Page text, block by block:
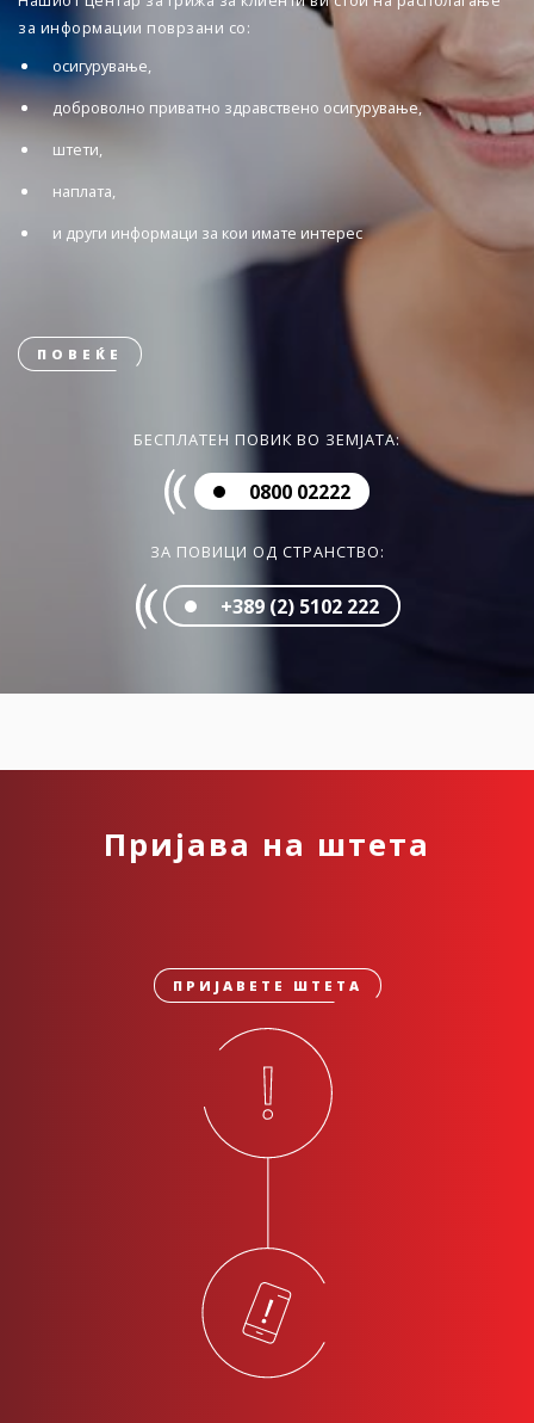
за информации поврзани со:
осигурување,
доброволно приватно здравствено осигурување,
штети,
наплата,
и други информаци за кои имате интерес
ПОВЕЌЕ
БЕСПЛАТЕН ПОВИК ВО ЗЕМЈАТА:
0800 02222
ЗА ПОВИЦИ ОД СТРАНСТВО:
+389 (2) 5102 222
Пријава на штета
ПРИЈАВЕТЕ ШТЕТА